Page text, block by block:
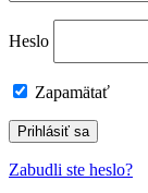
Heslo
Zapamätať
Zabudli ste heslo?